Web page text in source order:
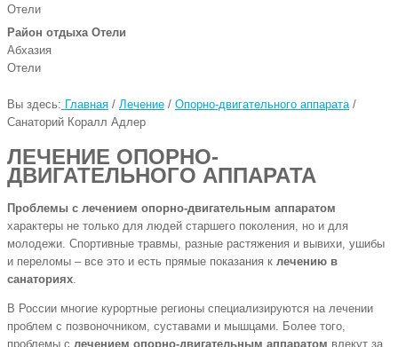
Отели
Район отдыха Отели
Абхазия
Отели
Вы здесь: Главная / Лечение / Опорно-двигательного аппарата/
Санаторий Коралл Адлер
ЛЕЧЕНИЕ ОПОРНО-
ДВИГАТЕЛЬНОГО АППАРАТА
Проблемы с лечением опорно-двигательным аппаратом
характеры не только для людей старшего поколения, но и для
молодежи. Спортивные травмы, разные растяжения и вывихи, ушибы
и переломы – все это и есть прямые показания к лечению в
санаториях
В России многие курортные регионы специализируются на лечении
проблем с позвоночником, суставами и мышцами. Более того,
проблемы с лечением опорно-двигательным аппаратом влекут за